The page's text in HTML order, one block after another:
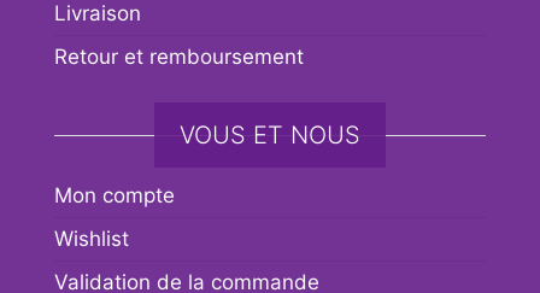
Livraison
Retour et remboursement
VOUS ET NOUS
Mon compte
Wishlist
Validation de la commande